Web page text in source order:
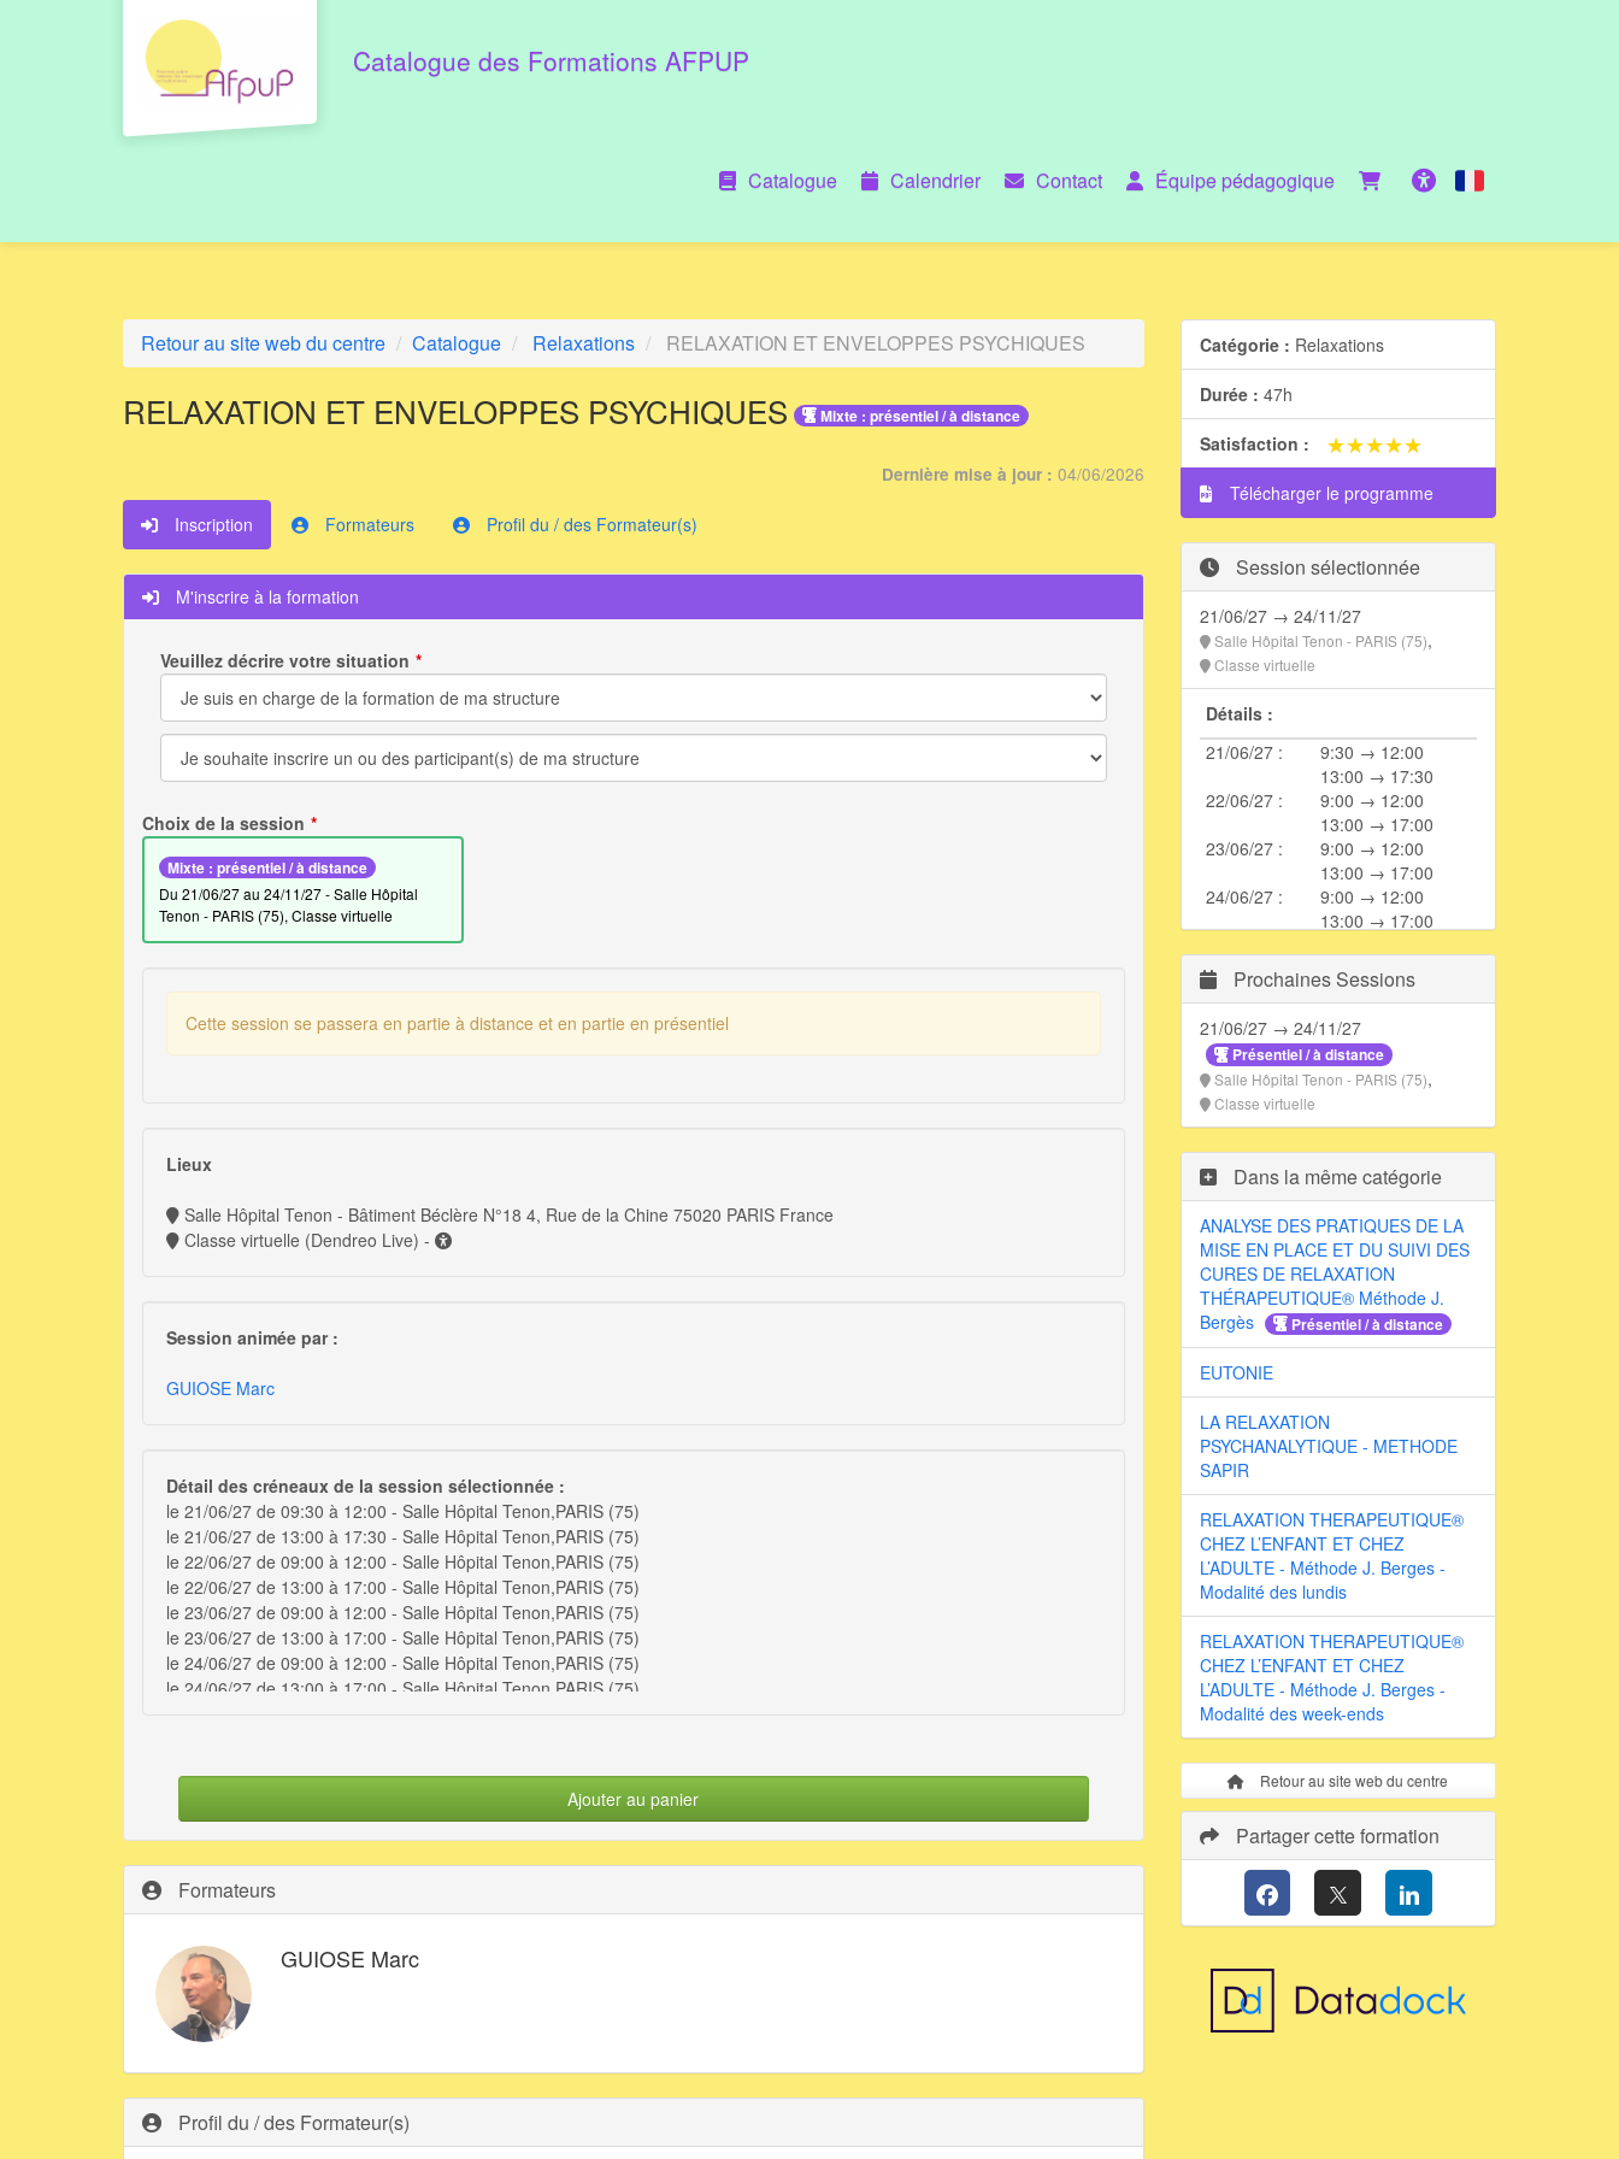
Aller au menu principal
Aller au contenu principal
Personnaliser l'interface
Catalogue des Formations AFPUP
Catalogue Calendrier Contact
Équipe pédagogique
Français
Retour au site web du centre Catalogue Relaxations RELAXATION ET ENVELOPPES PSYCHIQUES
RELAXATION ET ENVELOPPES PSYCHIQUES Mixte : présentiel / à distance
Dernière mise à jour : 04/06/2026
Inscription Formateurs Profil du / des Formateur(s)
M'inscrire à la formation
Veuillez décrire votre situation
Choix de la session
Mixte : présentiel / à distance
du 21/06/27 au 24/11/27 - Salle Hôpital
Tenon - PARIS (75), Classe virtuelle
Cette session se passera en partie à distance et en partie en présentiel
Lieux
Salle Hôpital Tenon - Bâtiment Béclère N°18 4, Rue de la Chine 75020 PARIS France
Classe virtuelle (Dendreo Live) -
Session animée par :
GUIOSE Marc
Détail des créneaux de la session sélectionnée :
le 21/06/27 de 09:30 à 12:00 - Salle Hôpital Tenon,PARIS (75)
le 21/06/27 de 13:00 à 17:30 - Salle Hôpital Tenon,PARIS (75)
le 22/06/27 de 09:00 à 12:00 - Salle Hôpital Tenon,PARIS (75)
le 22/06/27 de 13:00 à 17:00 - Salle Hôpital Tenon,PARIS (75)
le 23/06/27 de 09:00 à 12:00 - Salle Hôpital Tenon,PARIS (75)
le 23/06/27 de 13:00 à 17:00 - Salle Hôpital Tenon,PARIS (75)
le 24/06/27 de 09:00 à 12:00 - Salle Hôpital Tenon,PARIS (75)
le 24/06/27 de 13:00 à 17:00 - Salle Hôpital Tenon,PARIS (75)
le 24/11/27 de 09:00 à 12:00 - Classe virtuelle
le 24/11/27 de 13:30 à 16:30 - Classe virtuelle
Ajouter au panier
Formateurs
GUIOSE Marc
Profil du / des Formateur(s)
Catégorie : Relaxations
Durée : 47h
Satisfaction : ★★★★★
★★★★★
Télécharger le programme
Session sélectionnée
21/06/27 → 24/11/27
Salle Hôpital Tenon - PARIS (75),
Classe virtuelle
Détails :
21/06/27 :
9:30 → 12:00
13:00 → 17:30
22/06/27 :
9:00 → 12:00
13:00 → 17:00
23/06/27 :
9:00 → 12:00
13:00 → 17:00
24/06/27 :
9:00 → 12:00
13:00 → 17:00
13:00 → 17:00
22/09/27 :
9:00 → 12:00
13:30 → 16:30
24/11/27 :
9:00 → 12:00
13:30 → 16:30
Prochaines Sessions
21/06/27 → 24/11/27
Présentiel / à distance
Salle Hôpital Tenon - PARIS (75),
Classe virtuelle
Dans la même catégorie
ANALYSE DES PRATIQUES DE LA
MISE EN PLACE ET DU SUIVI DES
CURES DE RELAXATION
THÉRAPEUTIQUE® Méthode J.
Bergès
Présentiel / à distance
EUTONIE
LA RELAXATION
PSYCHANALYTIQUE - METHODE
SAPIR
RELAXATION THERAPEUTIQUE®
CHEZ L’ENFANT ET CHEZ
L’ADULTE - Méthode J. Berges -
Modalité des lundis
RELAXATION THERAPEUTIQUE®
CHEZ L’ENFANT ET CHEZ
L’ADULTE - Méthode J. Berges -
Modalité des week-ends
Retour au site web du centre
Partager cette formation